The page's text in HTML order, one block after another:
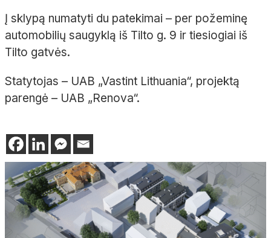
Į sklypą numatyti du patekimai – per požeminę
automobilių saugyklą iš Tilto g. 9 ir tiesiogiai iš
Tilto gatvės.
Statytojas – UAB „Vastint Lithuania“, projektą
parengė – UAB „Renova“.